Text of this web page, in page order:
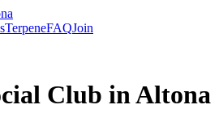
TerpeneFAQJoin
Club inAltona